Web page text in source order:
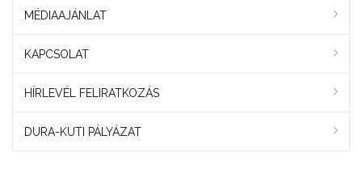
MÉDIAAJÁNLAT
KAPCSOLAT
HÍRLEVÉL FELIRATKOZÁS
DURA-KUTI PÁLYÁZAT